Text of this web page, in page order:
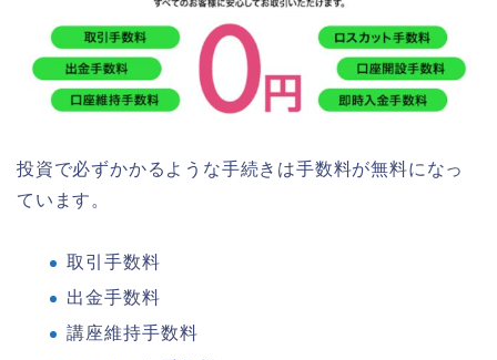
投資で必ずかかるような手続きは手数料が無料になっ
ています。
取引手数料
出金手数料
講座維持手数料